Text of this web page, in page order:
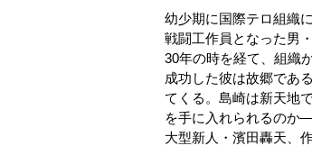
幼少期に国際テロ組織
戦闘工作員となった男
30年の時を経て、組織
成功した彼は故郷であ
てくる。島崎は新天地
を手に入れられるの
大型新人・濱田轟天、